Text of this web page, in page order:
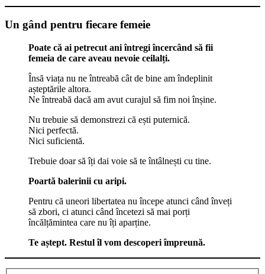
Un gând pentru fiecare femeie
Poate că ai petrecut ani întregi încercând să fii
femeia de care aveau nevoie ceilalți.
Însă viața nu ne întreabă cât de bine am îndeplinit
așteptările altora.
Ne întreabă dacă am avut curajul să fim noi înșine.
Nu trebuie să demonstrezi că ești puternică.
Nici perfectă.
Nici suficientă.
Trebuie doar să îți dai voie să te întâlnești cu tine.
Poartă balerinii cu aripi.
Pentru că uneori libertatea nu începe atunci când înveți
să zbori, ci atunci când încetezi să mai porți
încălțămintea care nu îți aparține.
Te aștept. Restul îl vom descoperi împreună.